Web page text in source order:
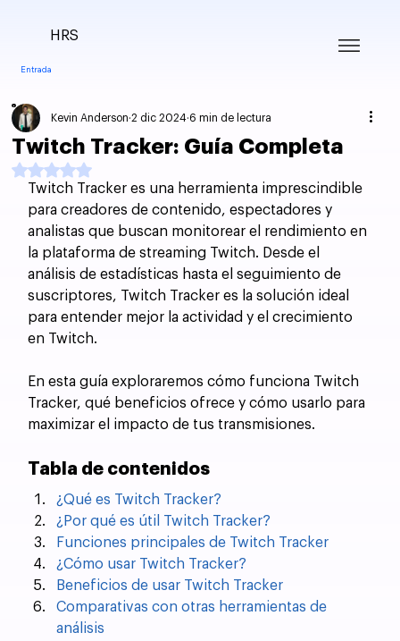
Entrada
HRS
Twitch Tracker: Guía Completa
Kevin Anderson 2 dic 2024 6 min de lectura
Obtuvo NaN de 5 estrellas.
Twitch Tracker es una herramienta imprescindible
para creadores de contenido, espectadores y
analistas que buscan monitorear el rendimiento en
la plataforma de streaming Twitch. Desde el
análisis de estadísticas hasta el seguimiento de
suscriptores, Twitch Tracker es la solución ideal
para entender mejor la actividad y el crecimiento
en Twitch.
En esta guía exploraremos cómo funciona Twitch
Tracker, qué beneficios ofrece y cómo usarlo para
maximizar el impacto de tus transmisiones.
Tabla de contenidos
¿Qué es Twitch Tracker?
¿Por qué es útil Twitch Tracker?
Funciones principales de Twitch Tracker
¿Cómo usar Twitch Tracker?
Beneficios de usar Twitch Tracker
Comparativas con otras herramientas de
análisis